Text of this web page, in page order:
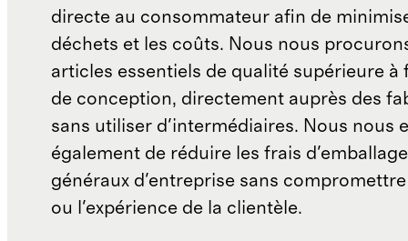
directe au consommateur afin de
déchets et les coûts. Nous nous
articles essentiels de qualité supérieure à
de conception, directement auprès des
sans utiliser d'intermédiaires. Nous nous
également de réduire les frais
généraux d'entreprise sans
ou l'expérience de la clientèle.